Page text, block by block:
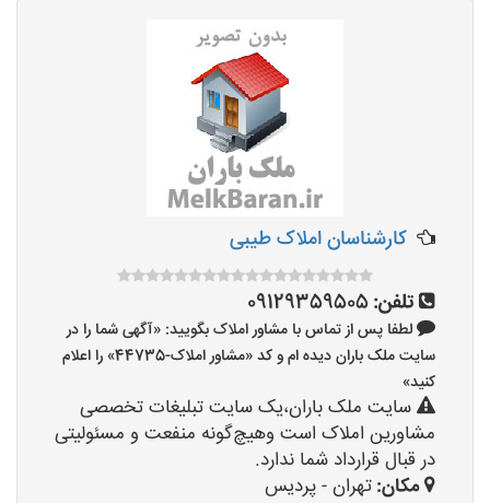
کارشناسان املاک طیبی
تلفن:09129359505
لطفا پس از تماس با مشاور املاک بگویید: «آگهی شما را در
سایت ملک باران دیده ام و کد «مشاور املاک-44735» را اعلام
کنید»
سایت ملک باران،یک سایت تبلیغات تخصصی
مشاورین املاک است وهیچ‌گونه منفعت و مسئولیتی
در قبال قرارداد شما ندارد.
مکان:تهران - پردیس